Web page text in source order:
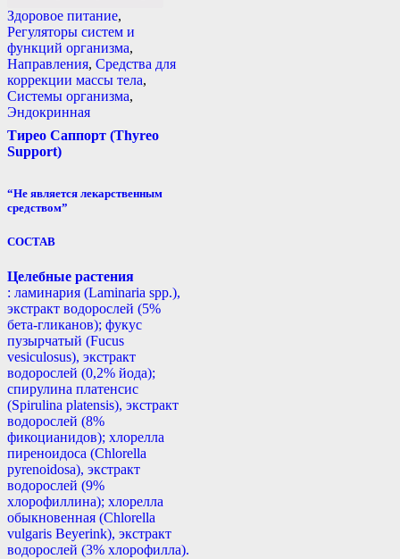
Здоровое питание,
Регуляторы систем и
функций организма,
Направления, Средства для
коррекции массы тела,
Системы организма,
Эндокринная
Тирео Саппорт (Thyreo
Support)
“Не является лекарственным
средством”
СОСТАВ
Целебные растения
: ламинария (Laminaria spp.),
экстракт водорослей (5%
бета-гликанов); фукус
пузырчатый (Fucus
vesiculosus), экстракт
водорослей (0,2% йода);
спирулина платенсис
(Spirulina platensis), экстракт
водорослей (8%
фикоцианидов); хлорелла
пиреноидоса (Chlorella
pyrenoidosa), экстракт
водорослей (9%
хлорофиллина); хлорелла
обыкновенная (Chlorella
vulgaris Beyerink), экстракт
водорослей (3% хлорофилла).